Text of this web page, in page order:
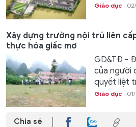
Giáo dục
Xây dựng trường nội trú liên
thực hóa giấc mơ
GD&TĐ -
của người
quyết liệt
Giáo dục
Chia sẻ